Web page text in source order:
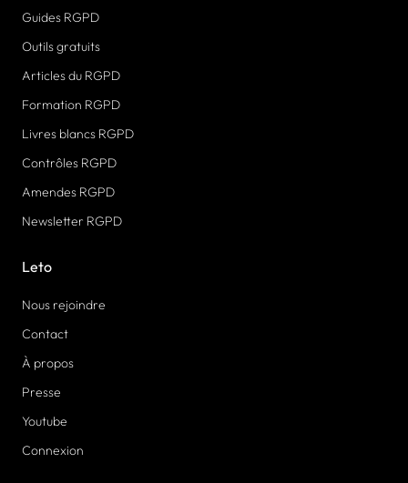
Guides RGPD
Outils gratuits
Articles du RGPD
Formation RGPD
Livres blancs RGPD
Contrôles RGPD
Amendes RGPD
Newsletter RGPD
Leto
Nous rejoindre
Contact
À propos
Presse
Youtube
Connexion